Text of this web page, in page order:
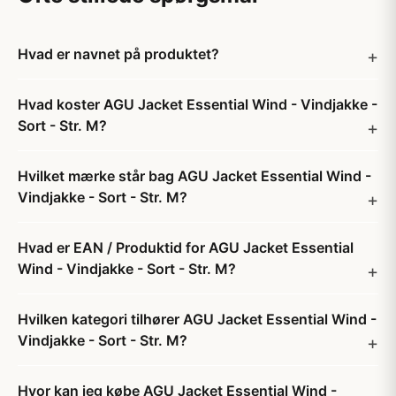
Hvad er navnet på produktet?
Hvad koster AGU Jacket Essential Wind - Vindjakke -
Sort - Str. M?
Hvilket mærke står bag AGU Jacket Essential Wind -
Vindjakke - Sort - Str. M?
Hvad er EAN / Produktid for AGU Jacket Essential
Wind - Vindjakke - Sort - Str. M?
Hvilken kategori tilhører AGU Jacket Essential Wind -
Vindjakke - Sort - Str. M?
Hvor kan jeg købe AGU Jacket Essential Wind -